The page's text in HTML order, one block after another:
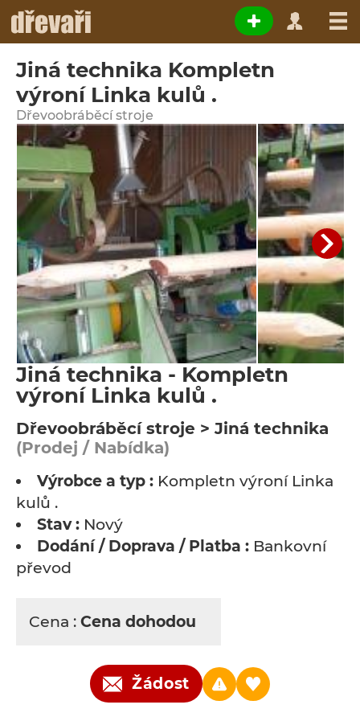
Jiná technika Kompletn
výroní Linka kulů .
Dřevoobráběcí stroje
Jiná technika - Kompletn
výroní Linka kulů .
Dřevoobráběcí stroje > Jiná technika
(Prodej / Nabídka)
Výrobce a typ : Kompletn výroní Linka
kulů .
Stav : Nový
Dodání / Doprava / Platba : Bankovní
převod
Cena : Cena dohodou
Žádost